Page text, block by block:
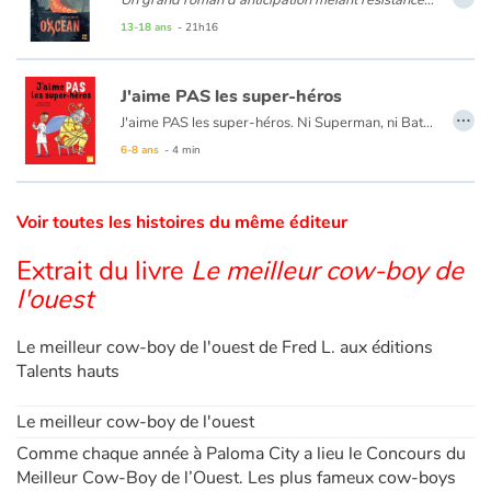
Contraste +
Aide
Accueil
Famille
Écoles
Médiathèques
Vidéos & Tutoriaux
13-18 ans - 21h16
J'aime PAS les super-héros
J'aime PAS les super-héros. Ni Superman, ni Batman, ni doberman, ni frangipane, ni Jordan, qui crâne dans la cour de récré ! L'autre jour, il a même déclaré que son père était un super-héros en mission secrète. N'importe quoi !
6-8 ans - 4 min
…
Voir toutes les histoires du même éditeur
Extrait du livre Le meilleur cow-boy de
l'ouest
Le meilleur cow-boy de l'ouest de Fred L. aux éditions
Talents hauts
Le meilleur cow-boy de l'ouest
Comme chaque année à Paloma City a lieu le Concours du
Meilleur Cow-Boy de l’Ouest. Les plus fameux cow-boys